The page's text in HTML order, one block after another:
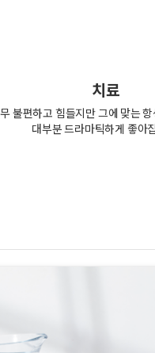
치료
불편하고 힘들지만 그에 맞는
대부분 드라마틱하게 좋아